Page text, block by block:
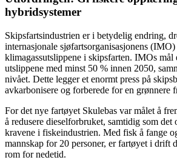
hybridsystemer
Skipsfartsindustrien er i betydelig endring,
internasjonale sjøfartsorganisasjonens
klimagassutslippene i skipsfarten. IMOs mål
utslippene med minst 50 % innen 2050,
nivået. Dette legger et enormt press på
avkarbonisere og forberede for en grønnere
For det nye fartøyet Skulebas var målet å
å redusere dieselforbruket, samtidig som det
kravene i fiskeindustrien. Med fisk å fange
mannskap for 20 personer, er fartøyet i drift
rom for nedetid.